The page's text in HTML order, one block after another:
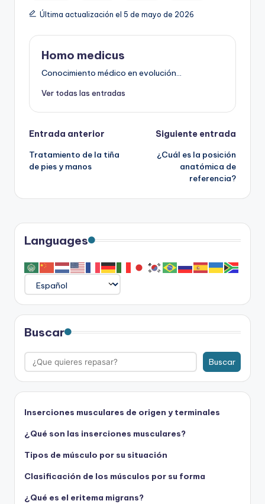
Última actualización el 5 de mayo de 2026
Homo medicus
Conocimiento médico en evolución...
Ver todas las entradas
Navegación
de
Entrada anterior
Tratamiento de la tiña
de pies y manos
Siguiente entrada
¿Cuál es la posición
anatómica de
referencia?
Languages
Buscar
Buscar
Inserciones musculares de origen y terminales
¿Qué son las inserciones musculares?
Tipos de músculo por su situación
Clasificación de los músculos por su forma
¿Qué es el eritema migrans?